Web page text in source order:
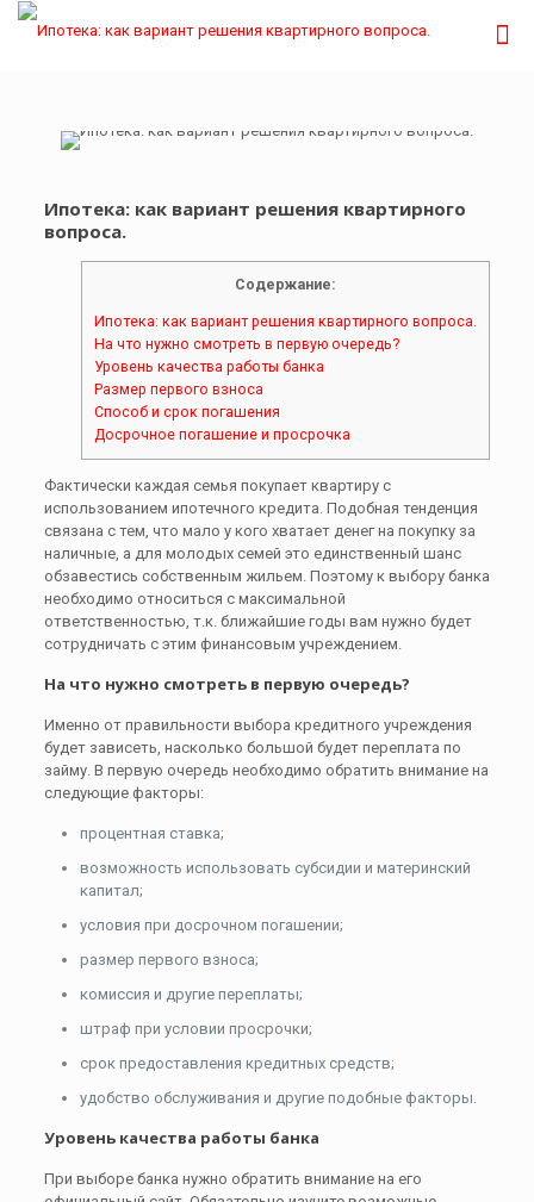
Ипотека: как вариант решения квартирного
вопроса.
Содержание:
Ипотека: как вариант решения квартирного вопроса.
На что нужно смотреть в первую очередь?
Уровень качества работы банка
Размер первого взноса
Способ и срок погашения
Досрочное погашение и просрочка
Фактически каждая семья покупает квартиру с
использованием ипотечного кредита. Подобная тенденция
связана с тем, что мало у кого хватает денег на покупку за
наличные, а для молодых семей это единственный шанс
обзавестись собственным жильем. Поэтому к выбору банка
необходимо относиться с максимальной
ответственностью, т.к. ближайшие годы вам нужно будет
сотрудничать с этим финансовым учреждением.
На что нужно смотреть в первую очередь?
Именно от правильности выбора кредитного учреждения
будет зависеть, насколько большой будет переплата по
займу. В первую очередь необходимо обратить внимание на
следующие факторы:
процентная ставка;
возможность использовать субсидии и материнский
капитал;
условия при досрочном погашении;
размер первого взноса;
комиссия и другие переплаты;
штраф при условии просрочки;
срок предоставления кредитных средств;
удобство обслуживания и другие подобные факторы.
Уровень качества работы банка
При выборе банка нужно обратить внимание на его